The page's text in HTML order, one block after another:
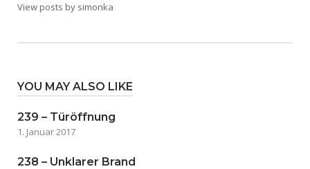
View posts by simonka
YOU MAY ALSO LIKE
239 – Türöffnung
1. Januar 2017
238 – Unklarer Brand